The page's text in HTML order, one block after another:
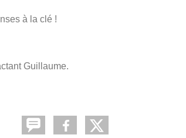
à la clé !
Guillaume.